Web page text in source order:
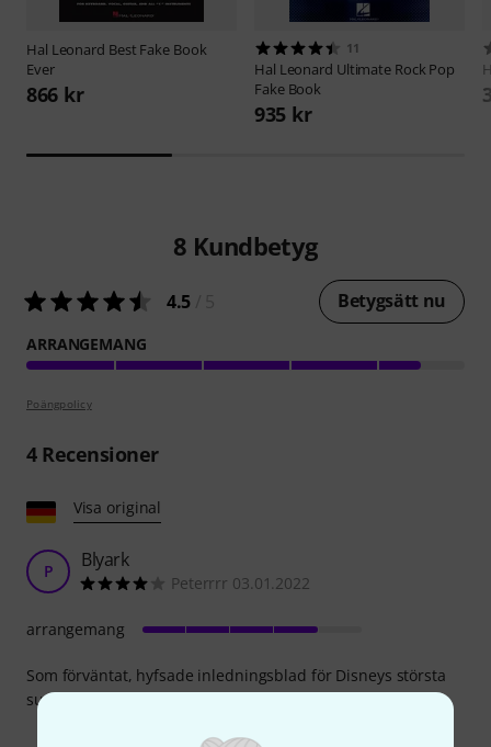
Hal Leonard Best Fake Book
Ever
866 kr
11
Hal Leonard Ultimate Rock Pop
Fake Book
935 kr
8 Kundbetyg
4.5 Betygsätt nu
ARRANGEMANG
Poängpolicy
4Recensioner
Visa original
P Blyark
Peterrrr 03.01.2022
Som förväntat, hyfsade inledningsblad för Disneys största
succéer.
arrangemang